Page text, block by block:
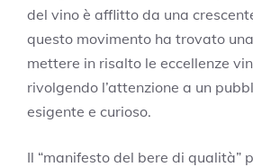
del vino è afflitto da una
questo movimento ha trovato
mettere in risalto le eccellenze
rivolgendo l’attenzione a un
esigente e curioso.
Il “manifesto del bere di qualità”